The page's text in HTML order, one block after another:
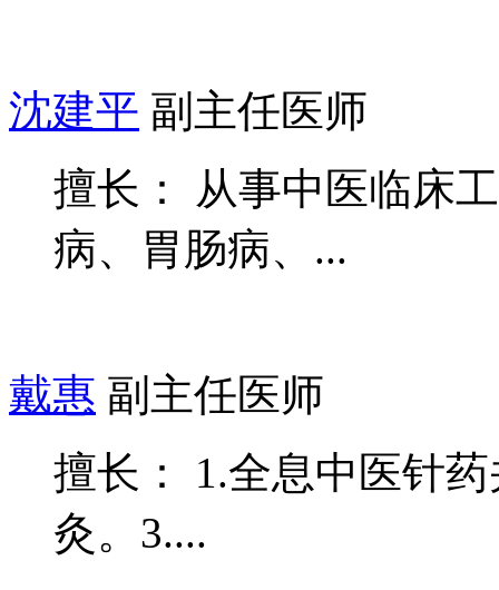
沈建平 副主任医师
擅长： 从事中医临床
病、胃肠病、...
戴惠 副主任医师
擅长： 1.全息中医针
灸。3....